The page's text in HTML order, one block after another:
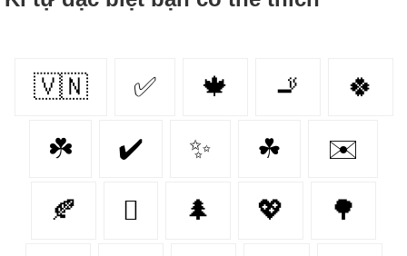
🇻🇳 ✅ 🍁 🚬 🍀
☘️ ✔️ ✨ ☘ ✉️
🍂 🪾 🌲 💖 🌳